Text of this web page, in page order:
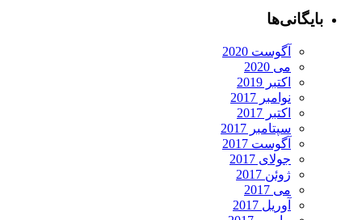
بایگانی‌ها
آگوست 2020
می 2020
اکتبر 2019
نوامبر 2017
اکتبر 2017
سپتامبر 2017
آگوست 2017
جولای 2017
ژوئن 2017
می 2017
آوریل 2017